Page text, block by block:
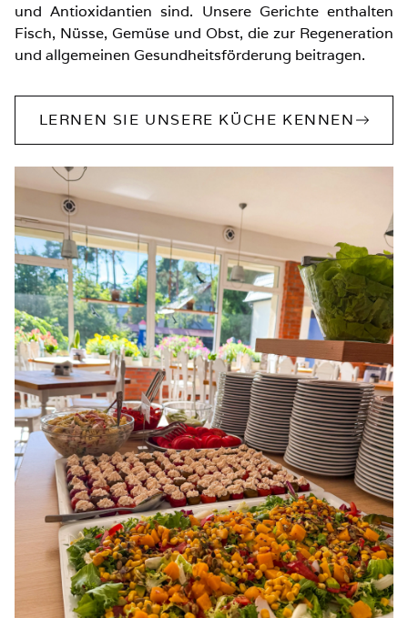
und Antioxidantien sind. Unsere Gerichte enthalten
Fisch, Nüsse, Gemüse und Obst, die zur Regeneration
und allgemeinen Gesundheitsförderung beitragen.
LERNEN SIE UNSERE KÜCHE KENNEN